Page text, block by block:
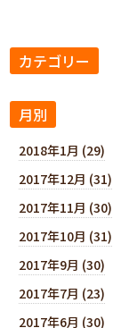
カテゴリー
月別
2018年1月 (29)
2017年12月 (31)
2017年11月 (30)
2017年10月 (31)
2017年9月 (30)
2017年7月 (23)
2017年6月 (30)